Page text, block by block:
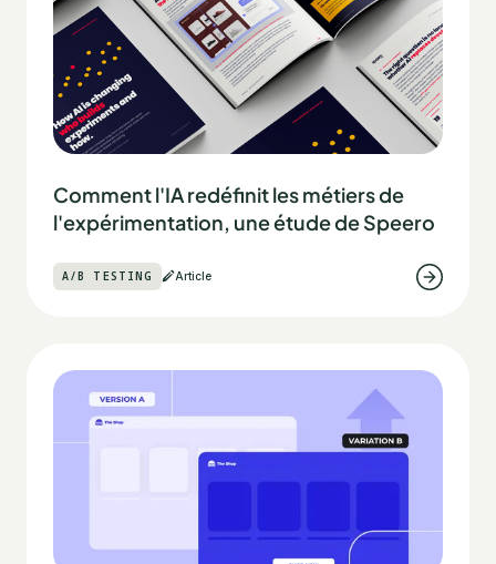
Comment l'IA redéfinit les métiers de
l'expérimentation, une étude de Speero
A/B TESTING Article